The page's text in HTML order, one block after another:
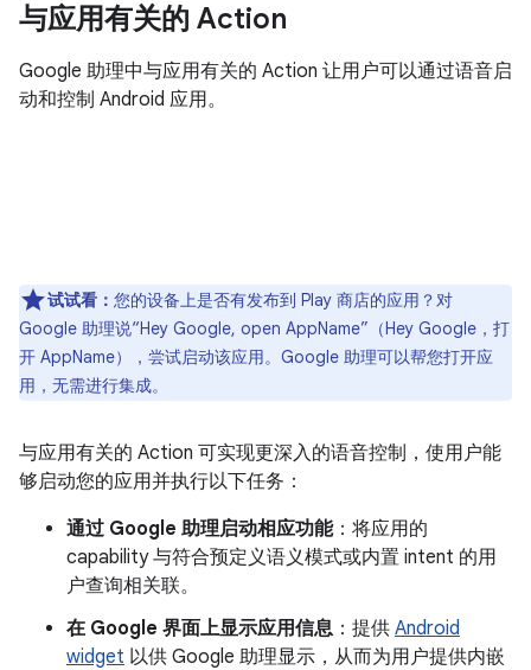
与应用有关的 Action
Google 助理中与应用有关的 Action 让用户可以通过语音启
动和控制 Android 应用。
试试看： 您的设备上是否有发布到 Play 商店的应用？对
Google 助理说“Hey Google, open AppName”（Hey Google，打
开 AppName），尝试启动该应用。 Google 助理可以帮您打开应
用，无需进行集成。
与应用有关的 Action 可实现更深入的语音控制，使用户能
够启动您的应用并执行以下任务：
通过 Google 助理启动相应功能：将应用的
capability 与符合预定义语义模式或内置 intent 的用
户查询相关联。
在 Google 界面上显示应用信息 ：提供 Android
widget 以供 Google 助理显示，从而为用户提供内嵌